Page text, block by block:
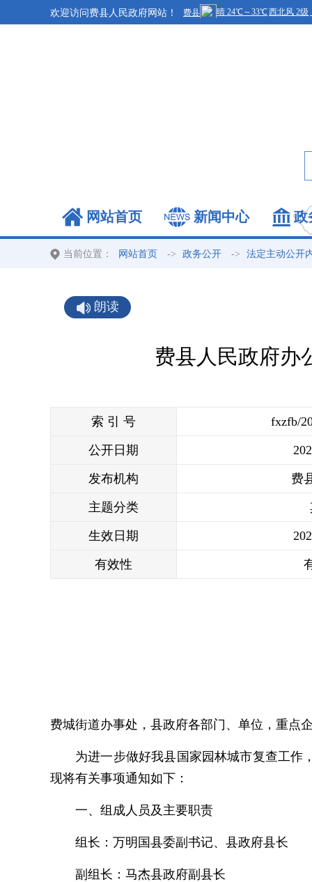
欢迎访问费县人民政府网站！
网站首页 新闻中心 政
当前位置： 网站首页 -> 政务公开 -> 法定主动公开
朗读
费县人民政府办
索 引 号 fxzfb/
公开日期
发布机构 费
主题分类
生效日期
有效性
费城街道办事处，县政府各部门、单位，重点企
为进一步做好我县国家园林城市复查工作
现将有关事项通知如下：
一、组成人员及主要职责
组长：万明国县委副书记、县政府县长
副组长：马杰县政府副县长